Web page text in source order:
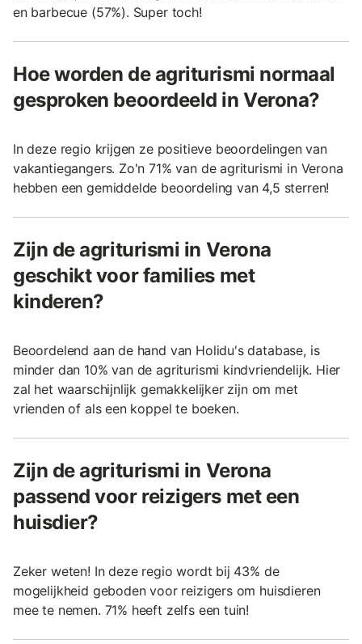
en barbecue (57%). Super toch!
Hoe worden de agriturismi normaal
gesproken beoordeeld in Verona?
In deze regio krijgen ze positieve beoordelingen van
vakantiegangers. Zo'n 71% van de agriturismi in Verona
hebben een gemiddelde beoordeling van 4,5 sterren!
Zijn de agriturismi in Verona
geschikt voor families met
kinderen?
Beoordelend aan de hand van Holidu's database, is
minder dan 10% van de agriturismi kindvriendelijk. Hier
zal het waarschijnlijk gemakkelijker zijn om met
vrienden of als een koppel te boeken.
Zijn de agriturismi in Verona
passend voor reizigers met een
huisdier?
Zeker weten! In deze regio wordt bij 43% de
mogelijkheid geboden voor reizigers om huisdieren
mee te nemen. 71% heeft zelfs een tuin!